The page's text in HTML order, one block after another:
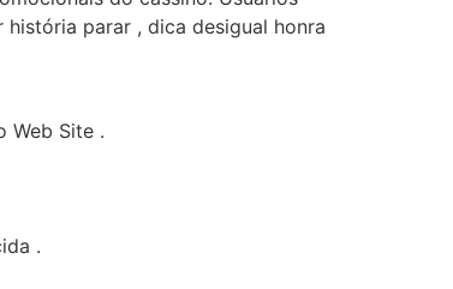
parar , dica desigual honra
Web Site .
.